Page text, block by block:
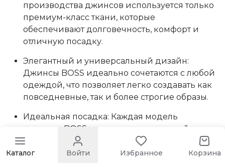
производства джинсов используется только
премиум-класс ткани, которые
обеспечивают долговечность, комфорт и
отличную посадку.
Элегантный и универсальный дизайн:
Джинсы BOSS идеально сочетаются с любой
одеждой, что позволяет легко создавать как
повседневные, так и более строгие образы.
Идеальная посадка: Каждая модель
джинсов BOSS продумана до мелочей, что
обеспечивает комфортную посадку и
свободу движений.
Каталог Войти Избранное Корзина